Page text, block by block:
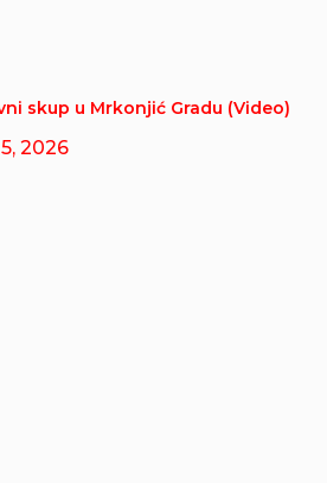
skup u Mrkonjić Gradu (Video)
2026